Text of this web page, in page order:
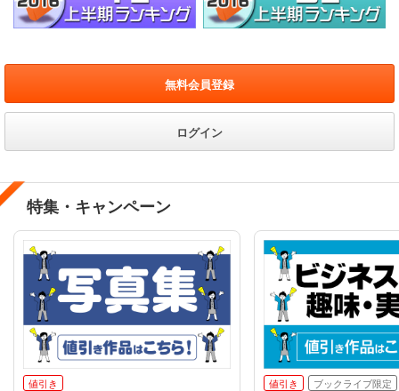
無料会員登録
ログイン
特集・キャンペーン
値引き 値引き ブックライブ限定